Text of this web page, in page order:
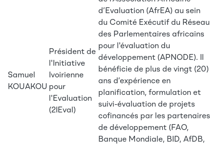
Samuel
KOUAKOU
Président de
l'Initiative
Ivoirienne
pour
l'Evaluation
(2IEval)
d’Evaluation (AfrEA) au sein
du Comité Exécutif du Réseau
des Parlementaires africains
pour l'évaluation du
développement (APNODE). Il
bénéficie de plus de vingt (20)
ans d’expérience en
planification, formulation et
suivi-évaluation de projets
cofinancés par les partenaires
de développement (FAO,
Banque Mondiale, BID, AfDB,